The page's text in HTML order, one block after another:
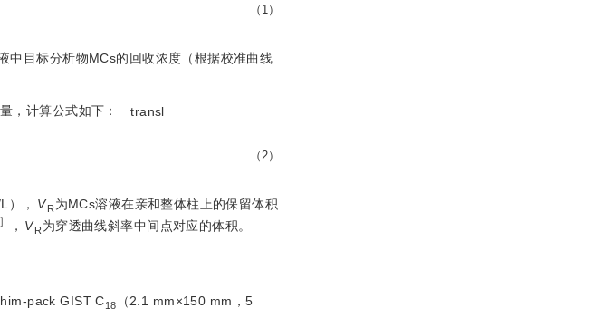
（1）
中目标分析物MCs的回收浓度（根据校准曲线
，计算公式如下： transl
（2）
）， V R 为MCs溶液在亲和整体柱上的保留体积
］ ， V R 为穿透曲线斜率中间点对应的体积。
pack GIST C18
（2.1 mm×150 mm，5